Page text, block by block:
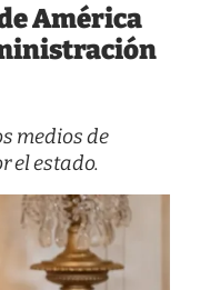
América
medios de
el estado.